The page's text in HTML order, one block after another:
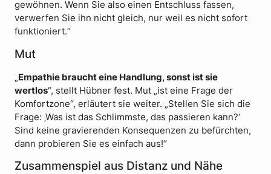
gewöhnen. Wenn Sie also einen Entschluss fassen,
verwerfen Sie ihn nicht gleich, nur weil es nicht sofort
funktioniert.“
Mut
Empathie braucht eine Handlung, sonst ist sie
wertlos“, stellt Hübner fest. Mut „ist eine Frage der
Komfortzone“, erläutert sie weiter. „Stellen Sie sich die
Frage: ‚Was ist das Schlimmste, das passieren kann?‘
Sind keine gravierenden Konsequenzen zu befürchten,
dann probieren Sie es einfach aus!“
Zusammenspiel aus Distanz und Nähe